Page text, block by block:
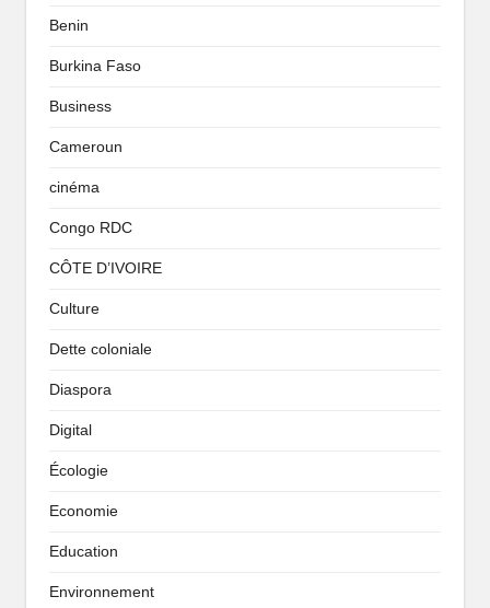
Benin
Burkina Faso
Business
Cameroun
cinéma
Congo RDC
CÔTE D’IVOIRE
Culture
Dette coloniale
Diaspora
Digital
Écologie
Economie
Education
Environnement